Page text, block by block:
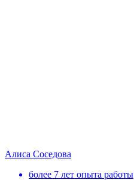
Алиса Соседова
более 7 лет опыта работы